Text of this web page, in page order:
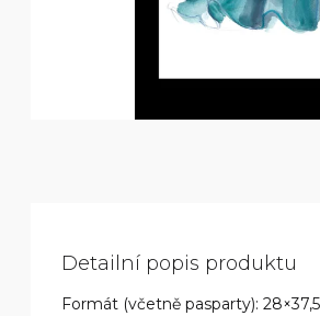
Detailní popis produktu
Formát (včetně pasparty):